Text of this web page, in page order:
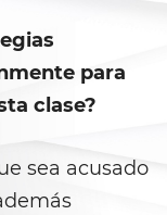
Victim
para
clase?
sea acusado